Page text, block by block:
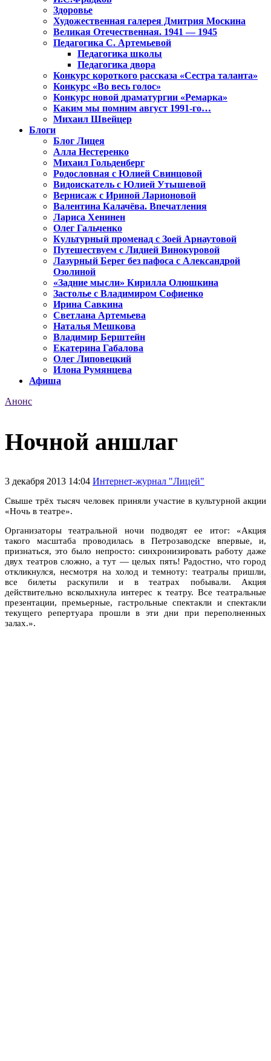
Здоровье
Художественная галерея Дмитрия Москина
Великая Отечественная. 1941 — 1945
Педагогика С. Артемьевой
Педагогика школы
Педагогика двора
Конкурс короткого рассказа «Сестра таланта»
Конкурс «Во весь голос»
Конкурс новой драматургии «Ремарка»
Каким мы помним август 1991-го…
Михаил Швейцер
Блоги
Блог Лицея
Алла Нестеренко
Михаил Гольденберг
Родословная с Юлией Свинцовой
Видоискатель с Юлией Утышевой
Вернисаж с Ириной Ларионовой
Валентина Калачёва. Впечатления
Лариса Хенинен
Олег Гальченко
Культурный променад с Зоей Арнаутовой
Путешествуем с Лидией Винокуровой
Лазурный Берег без пафоса с Александрой
Озолиной
«Задние мысли» Кирилла Олюшкина
Застолье с Владимиром Софиенко
Ирина Савкина
Светлана Артемьева
Наталья Мешкова
Владимир Берштейн
Екатерина Габалова
Олег Липовецкий
Илона Румянцева
Афиша
Анонс
Ночной аншлаг
3 декабря 2013 14:04 Интернет-журнал "Лицей"
Свыше трёх тысяч человек приняли участие в культурной акции
«Ночь в театре».
Организаторы театральной ночи подводят ее итог: «Акция
такого масштаба проводилась в Петрозаводске впервые, и,
признаться, это было непросто: синхронизировать работу даже
двух театров сложно, а тут — целых пять! Радостно, что город
откликнулся, несмотря на холод и темноту: театралы пришли,
все билеты раскупили и в театрах побывали. Акция
действительно всколыхнула интерес к театру. Все театральные
презентации, премьерные, гастрольные спектакли и спектакли
текущего репертуара прошли в эти дни при переполненных
залах.».